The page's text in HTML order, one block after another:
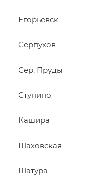
Егорьевск
Серпухов
Сер. Пруды
Ступино
Кашира
Шаховская
Шатура